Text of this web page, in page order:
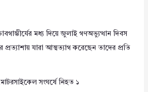
মধ্য দিয়ে জুলাই গণঅভ্যুত্থান দিবস
যারা আত্মত্যাগ করেছেন তাদের প্রতি
সংঘর্ষে নিহত ১